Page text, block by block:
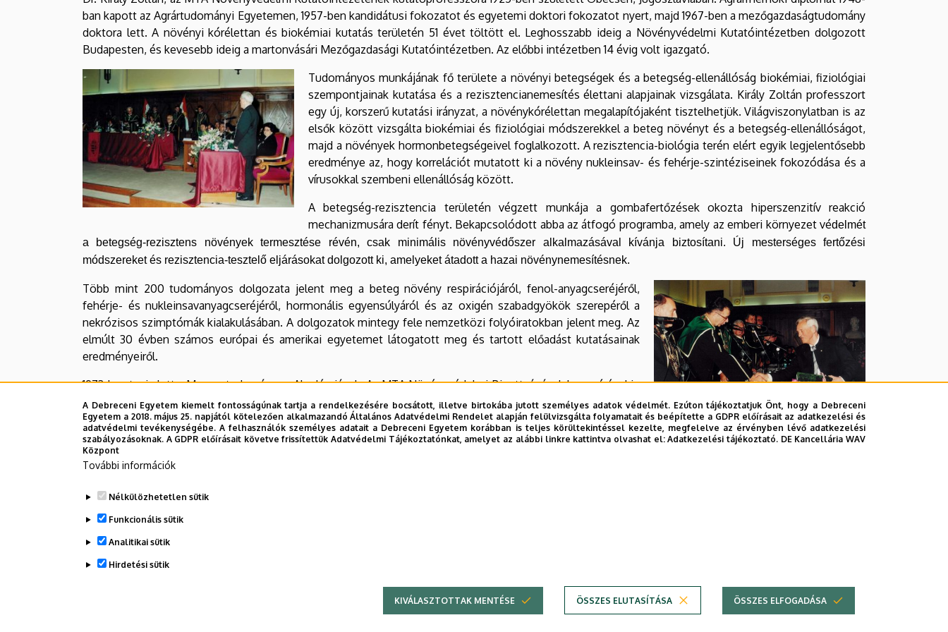
EGYETEMban kapott az Agrártudományi Egyetemen, 1957-ben kandidátusi fokozatot és egyetemi doktori fokozatot nyert, majd 1967-ben a mezőgazdaságtudomány
doktora lett. A növényi kórélettan és biokémiai kutatás területén 51 évet töltött el. Leghosszabb ideig a Növényvédelmi Kutatóintézetben dolgozott
Budapesten, és kevesebb ideig a martonvásári Mezőgazdasági Kutatóintézetben. Az előbbi intézetben 14 évig volt igazgató.
Tudományos munkájának fő területe a növényi betegségek és a betegség-ellenállóság biokémiai, fiziológiai
szempontjainak kutatása és a rezisztencianemesítés élettani alapjainak vizsgálata. Király Zoltán professzort
egy új, korszerű kutatási irányzat, a növénykórélettan megalapítójaként tisztelhetjük. Világviszonylatban is az
elsők között vizsgálta biokémiai és fiziológiai módszerekkel a beteg növényt és a betegség-ellenállóságot,
majd a növények hormonbetegségeivel foglalkozott. A rezisztencia-biológia terén elért egyik legjelentősebb
eredménye az, hogy korrelációt mutatott ki a növény nukleinsav- és fehérje-szintéziseinek fokozódása és a
vírusokkal szembeni ellenállóság között.
A betegség-rezisztencia területén végzett munkája a gombafertőzések okozta hiperszenzitív reakció
mechanizmusára derít fényt. Bekapcsolódott abba az átfogó programba, amely az emberi környezet védelmét
a betegség-rezisztens növények termesztése révén, csak minimális növényvédőszer alkalmazásával kívánja biztosítani. Új mesterséges fertőzési
módszereket és rezisztencia-tesztelő eljárásokat dolgozott ki, amelyeket átadott a hazai növénynemesítésnek.
Több mint 200 tudományos dolgozata jelent meg a beteg növény respirációjáról, fenol-anyagcseréjéről,
fehérje- és nukleinsavanyagcseréjéről, hormonális egyensúlyáról és az oxigén szabadgyökök szerepéről a
nekrózisos szimptómák kialakulásában. A dolgozatok mintegy fele nemzetközi folyóiratokban jelent meg. Az
elmúlt 30 évben számos európai és amerikai egyetemet látogatott meg és tartott előadást kutatásainak
eredményeiről.
1973-ban tagja lett a Magyar tudományos Akadémiának. Az MTA Növényvédelmi Bizottságának hosszú évekig
volt elnöke, jelenleg tiszteletbeli elnöke. Szerkesztője több rangos hazai és külföldi szakmai folyóiratnak.
Címzetes egyetemi tanár volt a szegedi JATE-n, három éven át tanszékvezető egyetemi tanár a Kertészeti és
Élelmiszeripari Egyetemen, ahol jelenleg is tanít. Az utóbbi években doktorképzésben vesz részt három agráregyetemen, és tanszékvezetője a Szent
István Egyetem kihelyezett Növényvédelmi Tanszékének.
1998-ban a Gödöllői Agrártudományi Egyetemnek.
Király Zoltán akadémikus több mint két évtizedig volt szoros kapcsolatban a jogelőd Debreceni Agrártudományi Egyetemmel, és szándékai szerint
szeretné ezt a szakmai, tudományos kutatási és oktatási kapcsolatot erősíteni a Debreceni Egyetemmel és az Agrártudományi Centrummal.
A Debreceni Egyetem kiemelt fontosságúnak tartja a rendelkezésére bocsátott, illetve birtokába jutott személyes adatok védelmét. Ezúton tájékoztatjuk Önt, hogy a Debreceni
Egyetem a 2018. május 25. napjától kötelezően alkalmazandó Általános Adatvédelmi Rendelet alapján felülvizsgálta folyamatait és beépítette a GDPR előírásait az adatkezelési és
adatvédelmi tevékenységébe. A felhasználók személyes adatait a Debreceni Egyetem korábban is teljes körültekintéssel kezelte, megfelelve az érvényben lévő adatkezelési
szabályozásoknak. A GDPR előírásait követve frissítettük Adatvédelmi Tájékoztatónkat, amelyet az alábbi linkre kattintva olvashat el:Adatkezelési tájékoztató. DE Kancellária WAV
Központ
További információk
Nélkülözhetetlen sütik
Funkcionális sütik
Analitikai sütik
Hirdetési sütik
KIVÁLASZTOTTAK MENTÉSE ÖSSZES ELUTASÍTÁSA ÖSSZES ELFOGADÁSA